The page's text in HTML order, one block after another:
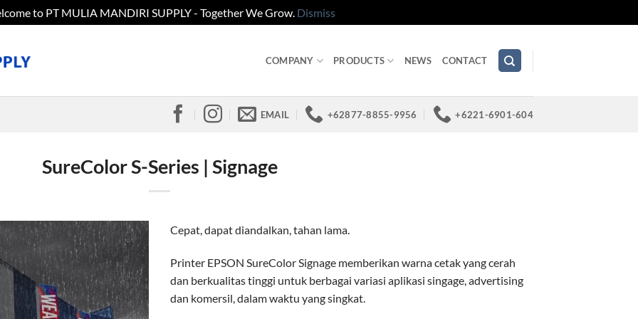
to PT MULIA MANDIRI SUPPLY - Together We Grow. Dismiss
COMPANY PRODUCTS NEWS CONTACT
EMAIL +62877-8855-9956 +6221-6901-604
SureColor S-Series | Signage
Cepat, dapat diandalkan, tahan lama.
Printer EPSON SureColor Signage memberikan warna cetak yang cerah
dan berkualitas tinggi untuk berbagai variasi aplikasi singage, advertising
dan komersil, dalam waktu yang singkat.